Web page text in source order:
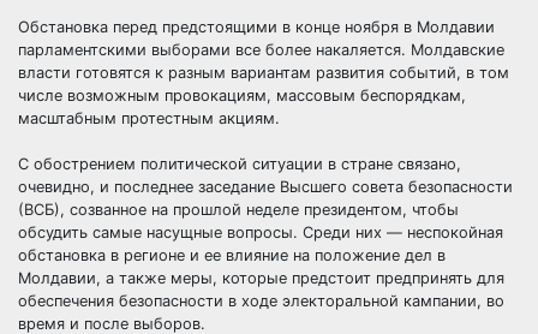
Обстановка перед предстоящими в конце ноября в Молдавии
парламентскими выборами все более накаляется. Молдавские
власти готовятся к разным вариантам развития событий, в том
числе возможным провокациям, массовым беспорядкам,
масштабным протестным акциям.
С обострением политической ситуации в стране связано,
очевидно, и последнее заседание Высшего совета безопасности
(ВСБ), созванное на прошлой неделе президентом, чтобы
обсудить самые насущные вопросы. Среди них — неспокойная
обстановка в регионе и ее влияние на положение дел в
Молдавии, а также меры, которые предстоит предпринять для
обеспечения безопасности в ходе электоральной кампании, во
время и после выборов.